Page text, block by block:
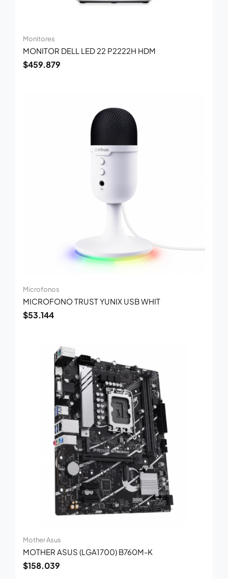
Monitores
MONITOR DELL LED 22 P2222H HDM
$459.879
Microfonos
MICROFONO TRUST YUNIX USB WHIT
$53.144
Mother Asus
MOTHER ASUS (LGA1700) B760M-K
$158.039